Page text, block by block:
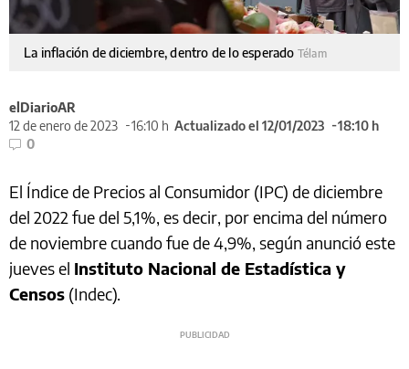
La inflación de diciembre, dentro de lo esperado Télam
elDiarioAR
12 de enero de 2023
16:10 h Actualizado el 12/01/2023
18:10 h
0
El Índice de Precios al Consumidor (IPC) de diciembre
del 2022 fue del 5,1%, es decir, por encima del número
de noviembre cuando fue de 4,9%, según anunció este
jueves el Instituto Nacional de Estadística y
Censos (Indec).